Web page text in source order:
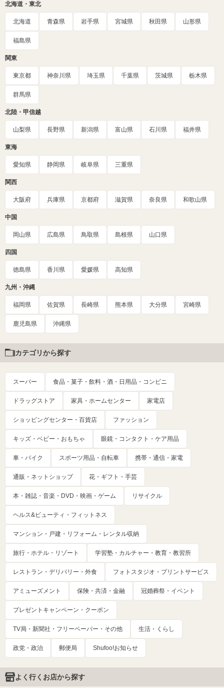
北海道・東北
北海道 青森県 岩手県 宮城県 秋田県 山形県
福島県
関東
東京都 神奈川県 埼玉県 千葉県 茨城県 栃木県
群馬県
北陸・甲信越
山梨県 長野県 新潟県 富山県 石川県 福井県
東海
愛知県 静岡県 岐阜県 三重県
関西
大阪府 兵庫県 京都府 滋賀県 奈良県 和歌山県
中国
岡山県 広島県 鳥取県 島根県 山口県
四国
徳島県 香川県 愛媛県 高知県
九州・沖縄
福岡県 佐賀県 長崎県 熊本県 大分県 宮崎県
鹿児島県 沖縄県
カテゴリから探す
スーパー 食品・菓子・飲料・酒・日用品・コンビニ
ドラッグストア 家具・ホームセンター 家電店
ショッピングセンター・百貨店 ファッション
キッズ・ベビー・おもちゃ 眼鏡・コンタクト・ケア用品
車・バイク スポーツ用品・自転車 携帯・通信・家電
通販・ネットショップ 花・ギフト・手芸
本・雑誌・音楽・DVD・映画・ゲーム リサイクル
ヘルス&ビューティ・フィットネス
マンション・戸建・リフォーム・レンタル収納
旅行・ホテル・リゾート 学習塾・カルチャー・教育・教習所
レストラン・デリバリー・外食 フォトスタジオ・プリントサービス
アミューズメント 保険・共済・金融 冠婚葬祭・イベント
プレゼントキャンペーン・クーポン
TV局・新聞社・フリーペーパー・その他 生活・くらし
政党・政治 郵便局 Shufoo!お知らせ
よく行くお店から探す